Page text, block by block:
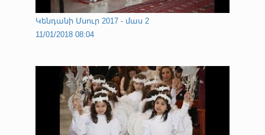
Կենդանի Մսուր 2017 - մաս 2
11/01/2018 08:04